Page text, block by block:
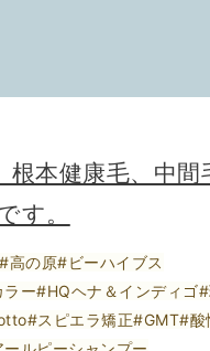
根本健康毛、中間
す。
の原#ビーハイブス
ー#HQヘナ＆インディゴ
スピエラ矯正#GMT#酸